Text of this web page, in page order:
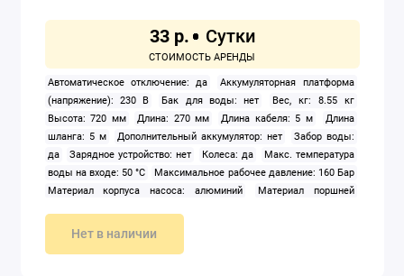
33 р.
Автоматическое отключение: да
Аккумуляторная платформа
(напряжение): 230 В
Бак для воды: нет
Вес, кг: 8.55 кг
Высота: 720 мм
Длина: 270 мм Длина кабеля: 5 м
Длина
шланга: 5 м
Дополнительный аккумулятор: нет
Забор воды:
да
Зарядное устройство: нет Колеса: да
Макс. температура
воды на входе: 50 °C
Максимальное рабочее давление: 160 Бар
Материал корпуса насоса: алюминий
Материал поршней
пенокомплект, щетка, веерная насадка
Нет в наличии